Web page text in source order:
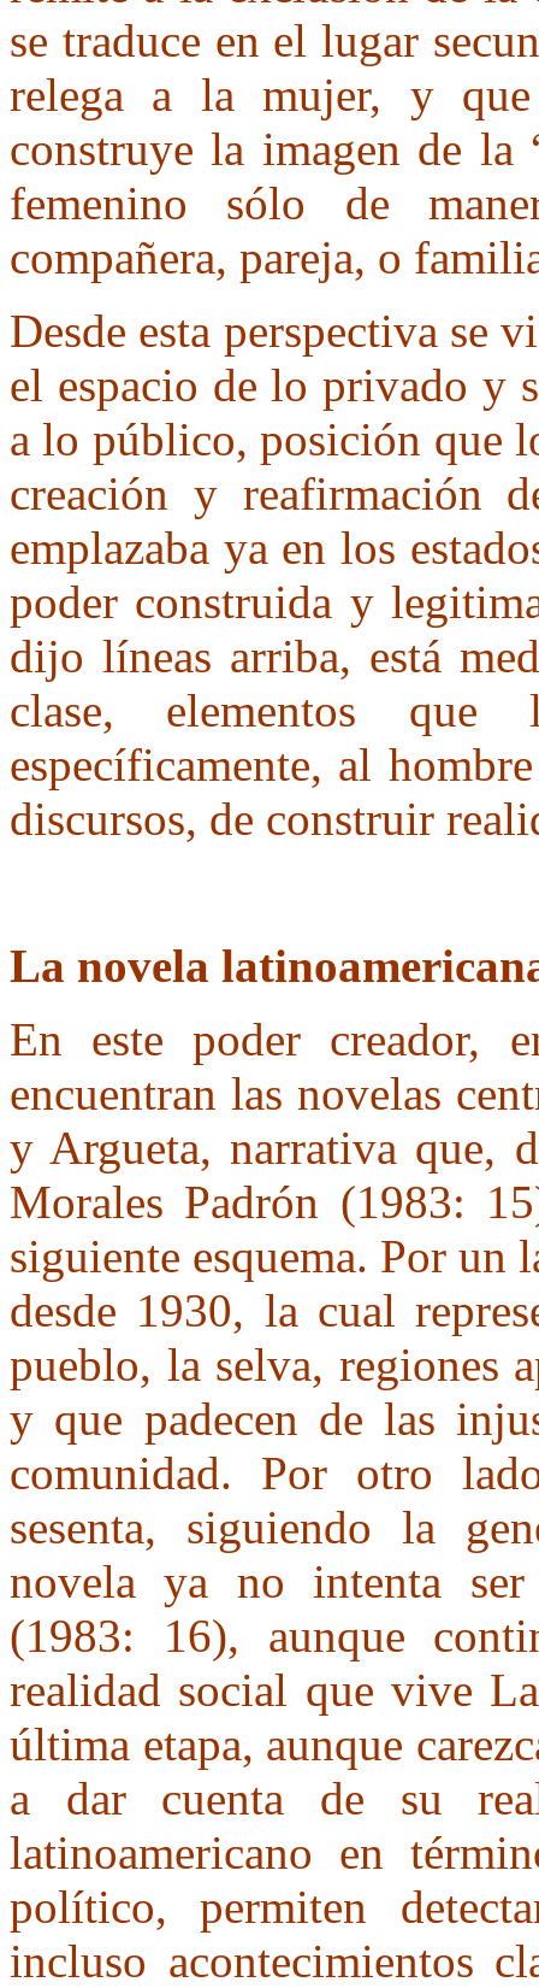
se traduce en el lugar
relega a la mujer, y
construye la imagen de
femenino sólo de
compañera, pareja, o
Desde esta perspectiva se
el espacio de lo privado y
a lo público, posición que
creación y reafirmación
emplazaba ya en los
poder construida y
dijo líneas arriba, está
clase, elementos
específicamente, al
discursos, de construir
La novela
En este poder creador,
encuentran las novelas
y Argueta, narrativa que,
Morales Padrón (1983:
siguiente esquema. Por un
desde 1930, la cual
pueblo, la selva, regiones
y que padecen de las
comunidad. Por otro
sesenta, siguiendo la
novela ya no intenta ser
(1983: 16), aunque
realidad social que vive
última etapa, aunque
a dar cuenta de su
latinoamericano en
político, permiten
incluso acontecimientos